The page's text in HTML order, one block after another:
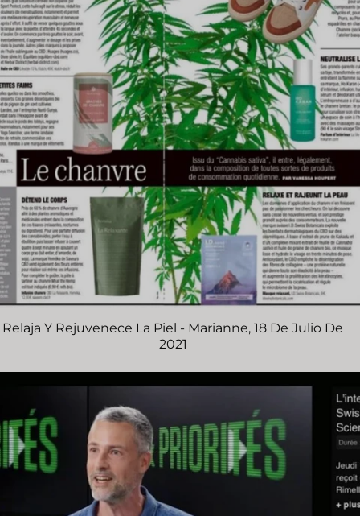
Relaja Y Rejuvenece La Piel - Marianne, 18 De Julio De
2021